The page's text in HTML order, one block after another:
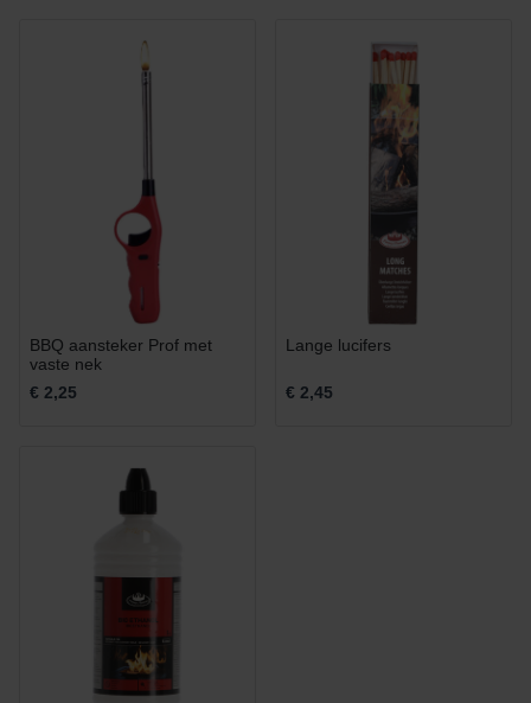
BBQ aansteker Prof met
vaste nek
€ 2,25
Lange lucifers
€ 2,45